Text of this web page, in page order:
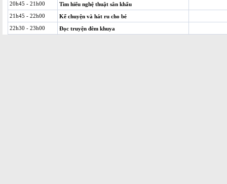
20h45 - 21h00
Tìm hiểu nghệ thuật sân khấu
21h45 - 22h00
Kể chuyện và hát ru cho bé
22h30 - 23h00
Đọc truyện đêm khuya